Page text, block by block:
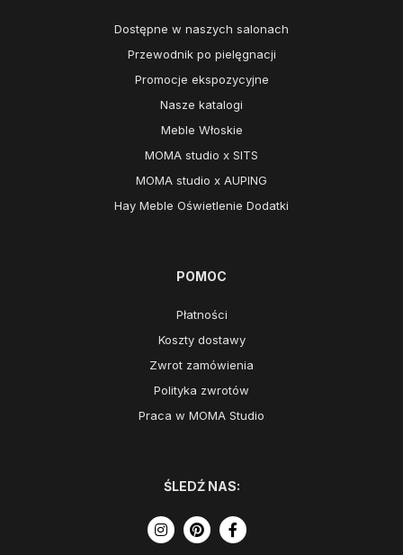
Dostępne w naszych salonach
Przewodnik po pielęgnacji
Promocje ekspozycyjne
Nasze katalogi
Meble Włoskie
MOMA studio x SITS
MOMA studio x AUPING
Hay Meble Oświetlenie Dodatki
POMOC
Płatności
Koszty dostawy
Zwrot zamówienia
Polityka zwrotów
Praca w MOMA Studio
ŚLEDŹ NAS: